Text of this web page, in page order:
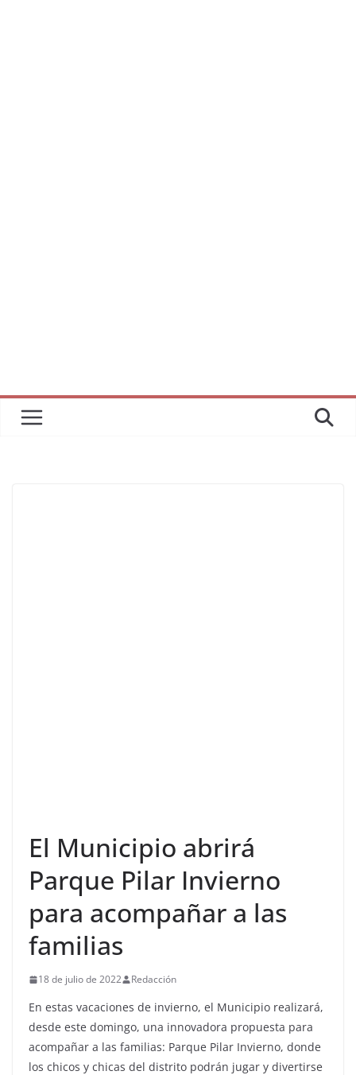
El Municipio abrirá
Parque Pilar Invierno
para acompañar a las
familias
18 de julio de 2022 Redacción
En estas vacaciones de invierno, el Municipio realizará,
desde este domingo, una innovadora propuesta para
acompañar a las familias: Parque Pilar Invierno, donde
los chicos y chicas del distrito podrán jugar y divertirse